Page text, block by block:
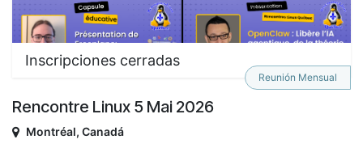
Inscripciones cerradas
Rencontre Linux 5 Mai 2026
Reunión Mensual
Montréal, Canadá